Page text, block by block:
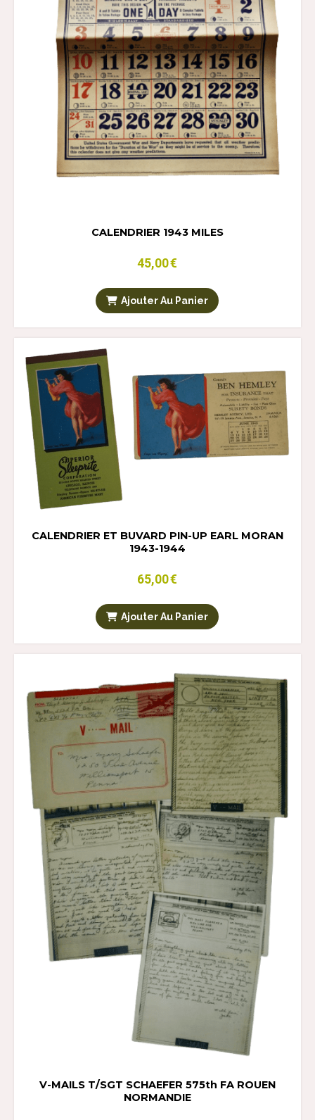
CALENDRIER 1943 MILES
45,00€
Ajouter Au Panier
CALENDRIER ET BUVARD PIN-UP EARL MORAN
1943-1944
65,00€
Ajouter Au Panier
V-MAILS T/SGT SCHAEFER 575th FA ROUEN
NORMANDIE